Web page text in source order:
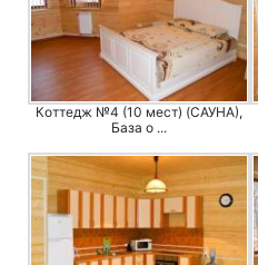
Коттедж №4 (10 мест) (САУНА),
База о ...